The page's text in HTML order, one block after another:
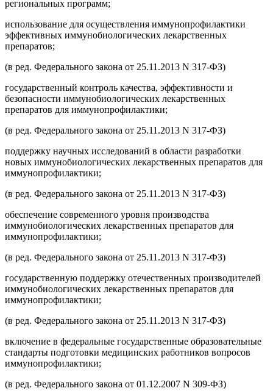
региональных программ;
использование для осуществления иммунопрофилактики
эффективных иммунобиологических лекарственных
препаратов;
(в ред. Федерального закона от 25.11.2013 N 317-ФЗ)
государственный контроль качества, эффективности и
безопасности иммунобиологических лекарственных
препаратов для иммунопрофилактики;
(в ред. Федерального закона от 25.11.2013 N 317-ФЗ)
поддержку научных исследований в области разработки
новых иммунобиологических лекарственных препаратов для
иммунопрофилактики;
(в ред. Федерального закона от 25.11.2013 N 317-ФЗ)
обеспечение современного уровня производства
иммунобиологических лекарственных препаратов для
иммунопрофилактики;
(в ред. Федерального закона от 25.11.2013 N 317-ФЗ)
государственную поддержку отечественных производителей
иммунобиологических лекарственных препаратов для
иммунопрофилактики;
(в ред. Федерального закона от 25.11.2013 N 317-ФЗ)
включение в федеральные государственные образовательные
стандарты подготовки медицинских работников вопросов
иммунопрофилактики;
(в ред. Федерального закона от 01.12.2007 N 309-ФЗ)